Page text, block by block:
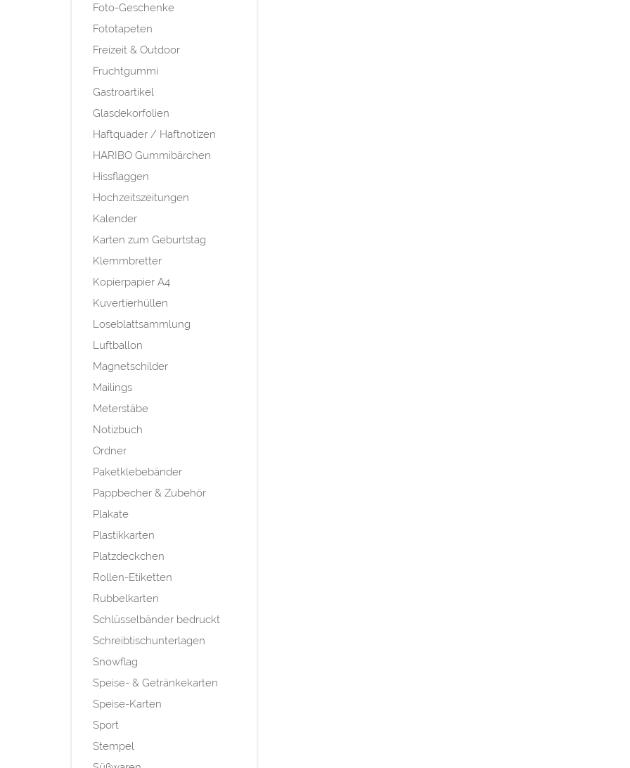
Foto-Geschenke
Fototapeten
Freizeit & Outdoor
Fruchtgummi
Gastroartikel
Glasdekorfolien
Haftquader / Haftnotizen
HARIBO Gummibärchen
Hissflaggen
Hochzeitszeitungen
Kalender
Karten zum Geburtstag
Klemmbretter
Kopierpapier A4
Kuvertierhüllen
Loseblattsammlung
Luftballon
Magnetschilder
Mailings
Meterstäbe
Notizbuch
Ordner
Paketklebebänder
Pappbecher & Zubehör
Plakate
Plastikkarten
Platzdeckchen
Rollen-Etiketten
Rubbelkarten
Schlüsselbänder bedruckt
Schreibtischunterlagen
Snowflag
Speise- & Getränkekarten
Speise-Karten
Sport
Stempel